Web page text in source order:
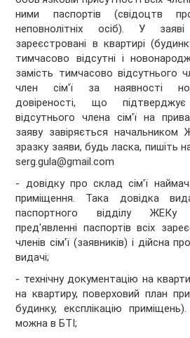
ними паспортів (свідоцтв
неповнолітніх осіб). У
зареєстровані в квартирі
тимчасово відсутні і
замість тимчасово відсутнього
член сім'ї за наявності
довіреності, що
відсутнього члена сім'ї на
заяву завіряється
зразку заяви, будь ласка, пишіть
serg.gula@gmail.com
- довідку про склад сім'ї
приміщення. Така довідка
паспортного відділу
пред'явленні паспортів всіх
членів сім'ї (заявників) і дійсна
видачі;
- технічну документацію на
на квартиру, поверховий план
будинку, експлікацію
можна в БТІ;